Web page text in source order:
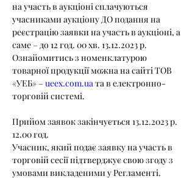
на участь в аукціоні сплачуються
учасниками аукціону ДО подання на
реєстрацію заявки на участь в аукціоні, а
саме – до 12 год. 00 хв. 13.12.2023 р.
Ознайомитись з номенклатурою
товарної продукції можна на сайті ТОВ
«УЕБ» – ueex.com.ua та в електронно-
торговій системі.
Прийом заявок закінчується 13.12.2023 р.
12.00 год.
Учасник, який подає заявку на участь в
торговій сесії підтверджує свою згоду з
умовами викладеними у Регламенті.